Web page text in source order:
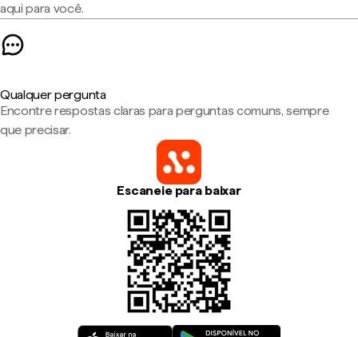
aqui para você.
Qualquer pergunta
Encontre respostas claras para perguntas comuns, sempre
que precisar.
Escaneie para baixar